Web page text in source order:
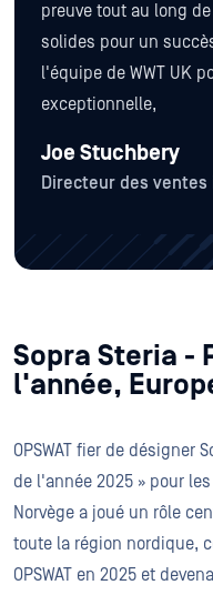
preuve tout au long
solides pour un
l'équipe de WWT UK
exceptionnelle,
Joe Stuchbery
Directeur des ventes
Sopra Steria -
l'année,
OPSWAT fier de désigner
de l'année 2025 » pour
Norvège a joué un rôle
toute la région nordique,
OPSWAT en 2025 et